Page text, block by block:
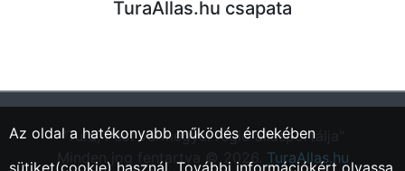
TuraAllas.hu csapata
"Tura, Pest vármegyei régió állásportálja"
Minden jog fentartva © 2026. TuraAllas.hu
Az oldal a hatékonyabb működés érdekében
sütiket(cookie) használ. További információkért olvassa